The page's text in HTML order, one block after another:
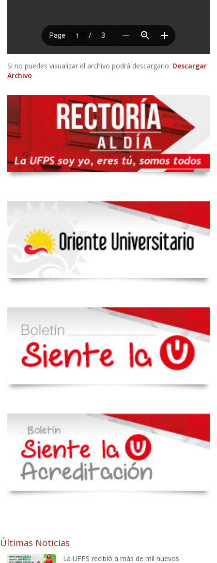
Si no puedes visualizar el archivo podrá descargarlo. Descargar
Archivo
Últimas Noticias
La UFPS recibió a más de mil nuevos